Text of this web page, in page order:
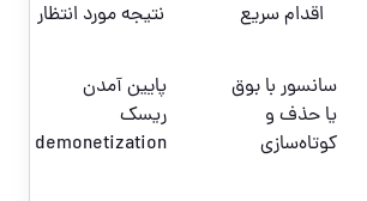
اقدام سریع
نتیجه مورد انتظار
سانسور با بوق
یا حذف و
کوتاه‌سازی
پایین آمدن
ریسک
demonetization